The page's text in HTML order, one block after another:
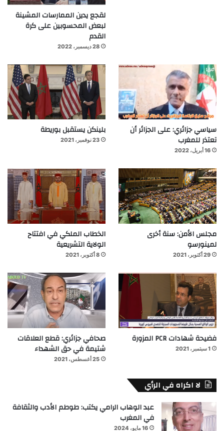
لقجع يدين الممارسات المشينة
لبعض المحسوبين على كرة
القدم
28 ديسمبر، 2022
سياسي جزائري: على الجزائر أن
تعتذر للمغرب
16 أبريل، 2022
بلينكن يستقبل بوريطة
23 نوفمبر، 2021
مجلس الأمن: سنة أخرى
لمينورسو
29 أكتوبر، 2021
الخطاب الملكي في افتتاح
الولاية التشريعية
8 أكتوبر، 2021
فضيحة شهادات PCR المزورة
1 سبتمبر، 2021
صحافي جزائري: قطع العلاقات
شتيمة في حق الشهداء
25 أغسطس، 2021
لا اكراه في الرأي
عبد الوهاب الرامي يكتب: طوطم الأدب والثقافة
في المغرب
16 مايو، 2024